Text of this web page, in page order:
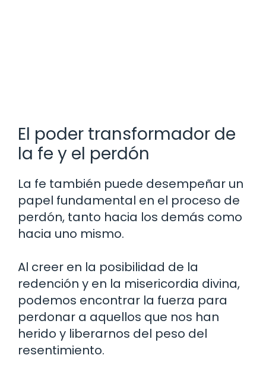
El poder transformador de
la fe y el perdón
La fe también puede desempeñar un
papel fundamental en el proceso de
perdón, tanto hacia los demás como
hacia uno mismo.
Al creer en la posibilidad de la
redención y en la misericordia divina,
podemos encontrar la fuerza para
perdonar a aquellos que nos han
herido y liberarnos del peso del
resentimiento.